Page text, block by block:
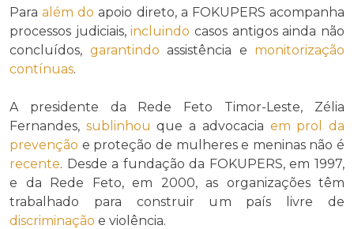
Paraalém do apoio direto, a FOKUPERS acompanha
processos judiciais,incluindo casos antigos ainda não
concluídos, garantindo assistência e monitorização
contínuas.
A presidente da Rede Feto Timor-Leste, Zélia
Fernandes, sublinhou que a advocacia em prol da
prevenção e proteção de mulheres e meninas não é
recente. Desde a fundação da FOKUPERS, em 1997,
e da Rede Feto, em 2000, as organizações têm
trabalhado para construir um país livre de
discriminação e violência.